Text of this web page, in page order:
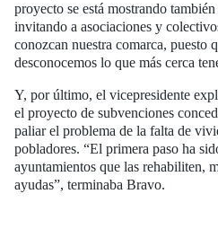
proyecto se está mostrando
invitando a asociaciones y
conozcan nuestra comarca, puesto
desconocemos lo que más cerca
Y, por último, el vicepresidente
el proyecto de subvenciones
paliar el problema de la falta de
pobladores. “El primera paso ha
ayuntamientos que las rehabiliten,
ayudas”, terminaba Bravo.